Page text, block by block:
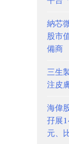
納芯
股市
備商
三生
注皮
海偉
孖展
元、